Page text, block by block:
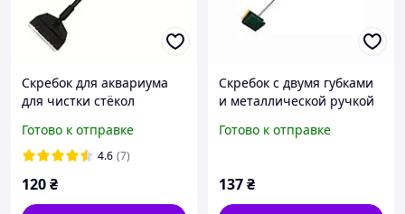
Скребок для аквариума
для чистки стёкол
YCX-018, 33 см
Готово к отправке
4.6 (7)
120₴
Скребок с двумя губками
и металлической ручкой
аквариуме
Готово к отправке
137₴